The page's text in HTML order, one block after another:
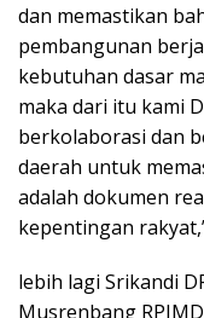
dan memastikan
pembangunan
kebutuhan dasar
maka dari itu kami
berkolaborasi dan
daerah untuk
adalah dokumen
kepentingan
lebih lagi Srikandi
Musrenbang